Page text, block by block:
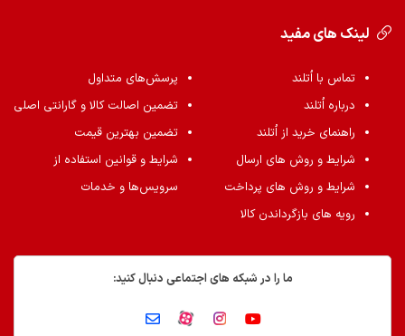
لینک های مفید
تماس با اُتلند
درباره اُتلند
راهنمای خرید از اُتلند
شرایط و روش های ارسال
شرایط و روش های پرداخت
رویه های بازگرداندن کالا
پرسش‌های متداول
تضمین اصالت کالا و گارانتی اصلی
تضمین بهترین قیمت
شرایط و قوانین استفاده از
سرویس‌ها و خدمات
ما را در شبکه های اجتماعی دنبال کنید: